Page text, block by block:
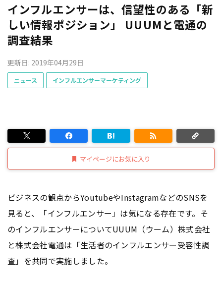
インフルエンサーは、信望性のある「新
しい情報ポジション」 UUUMと電通の
調査結果
更新日: 2019年04月29日
ニュース インフルエンサーマーケティング
マイページにお気に入り
ビジネスの観点からYoutubeやInstagramなどのSNSを
見ると、「インフルエンサー」は気になる存在です。そ
のインフルエンサーについてUUUM（ウーム）株式会社
と株式会社電通は「生活者のインフルエンサー受容性調
査」を共同で実施しました。